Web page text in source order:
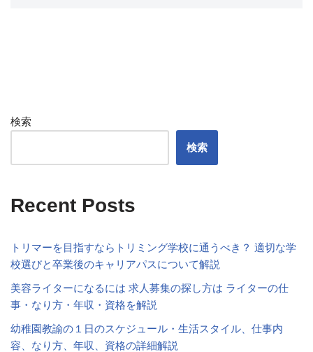
検索
検索
Recent Posts
トリマーを目指すならトリミング学校に通うべき？ 適切な学
校選びと卒業後のキャリアパスについて解説
美容ライターになるには 求人募集の探し方は ライターの仕
事・なり方・年収・資格を解説
幼稚園教諭の１日のスケジュール・生活スタイル、仕事内
容、なり方、年収、資格の詳細解説